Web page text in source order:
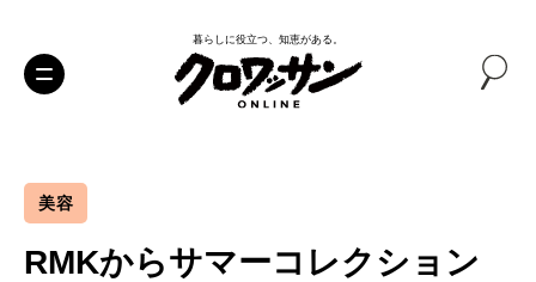
暮らしに役立つ、知恵がある。
美容
RMKからサマーコレクション